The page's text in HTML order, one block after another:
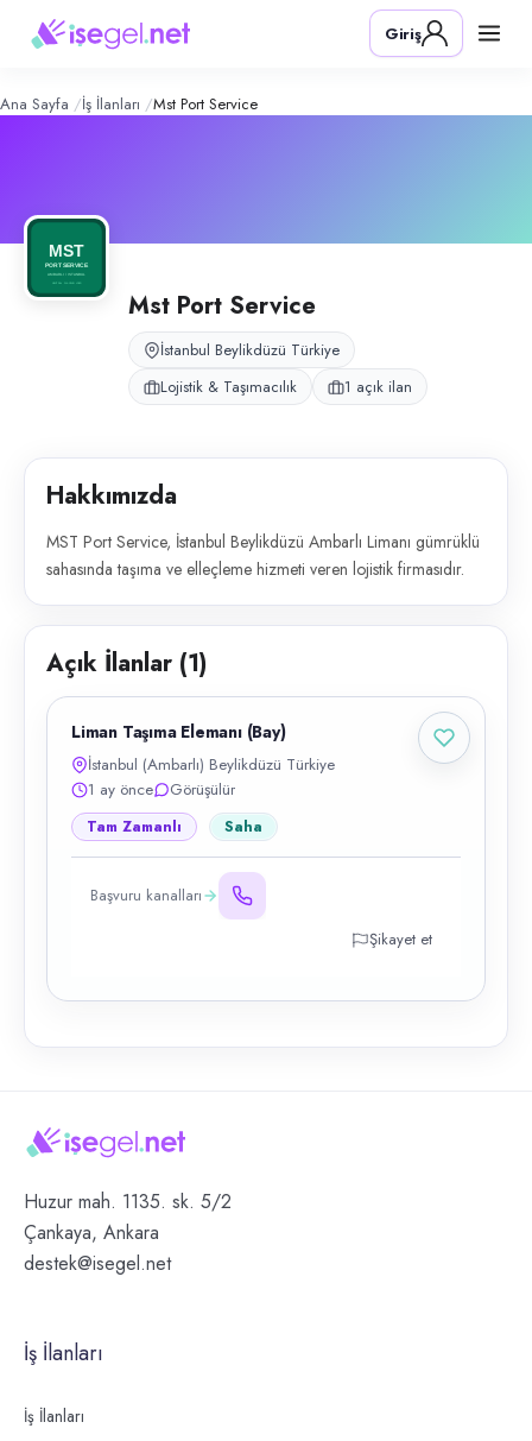
Port Service – Şirket Profili
Konum:
MST Port Service, İstanbul Beylikdüzü Ambarlı Limanı gümrüklü
Giriş
Ana Sayfa İş İlanları Mst Port Service
Mst Port Service
İstanbul Beylikdüzü Türkiye
Lojistik & Taşımacılık
1 açık ilan
Hakkımızda
MST Port Service, İstanbul Beylikdüzü Ambarlı Limanı gümrüklü
sahasında taşıma ve elleçleme hizmeti veren lojistik firmasıdır.
Açık İlanlar (1)
Liman Taşıma Elemanı (Bay)
İstanbul (Ambarlı) Beylikdüzü Türkiye
1 ay önce
Görüşülür
Tam Zamanlı Saha
Başvuru kanalları
Şikayet et
Huzur mah. 1135. sk. 5/2
Çankaya, Ankara
destek@isegel.net
İş İlanları
İş İlanları